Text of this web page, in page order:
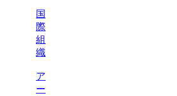
国
際
組
織
ア
ー